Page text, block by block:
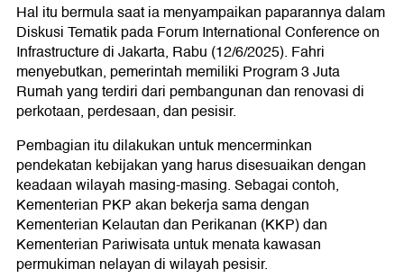
Hal itu bermula saat ia menyampaikan paparannya dalam
Diskusi Tematik pada Forum International Conference on
Infrastructure di Jakarta, Rabu (12/6/2025). Fahri
menyebutkan, pemerintah memiliki Program 3 Juta
Rumah yang terdiri dari pembangunan dan renovasi di
perkotaan, perdesaan, dan pesisir.
Pembagian itu dilakukan untuk mencerminkan
pendekatan kebijakan yang harus disesuaikan dengan
keadaan wilayah masing-masing. Sebagai contoh,
Kementerian PKP akan bekerja sama dengan
Kementerian Kelautan dan Perikanan (KKP) dan
Kementerian Pariwisata untuk menata kawasan
permukiman nelayan di wilayah pesisir.